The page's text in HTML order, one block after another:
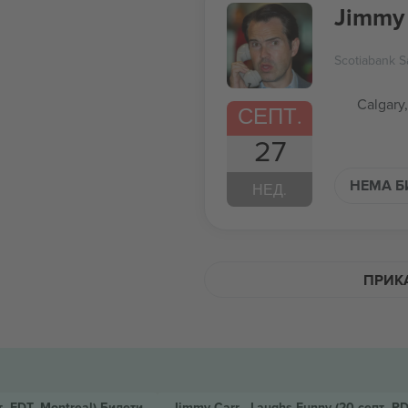
СЕПТ.
27
НЕД.
Scotiabank
НЕМА